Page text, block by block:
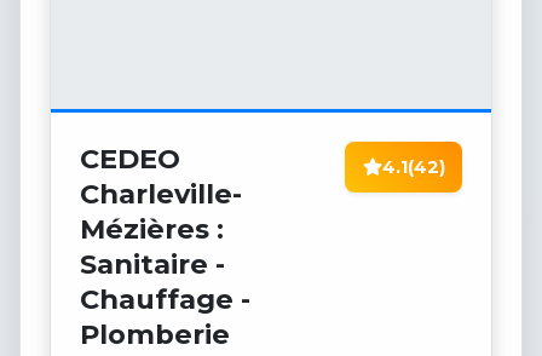
CEDEO
Charleville-
Mézières :
Sanitaire -
Chauffage -
Plomberie
4.1(42)